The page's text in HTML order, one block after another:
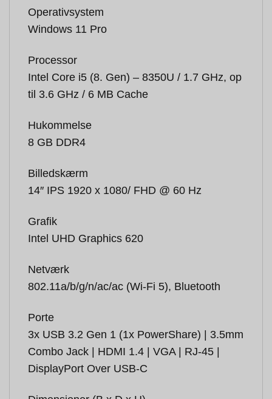
Operativsystem
Windows 11 Pro
Processor
Intel Core i5 (8. Gen) – 8350U / 1.7 GHz, op
til 3.6 GHz / 6 MB Cache
Hukommelse
8 GB DDR4
Billedskærm
14″ IPS 1920 x 1080/ FHD @ 60 Hz
Grafik
Intel UHD Graphics 620
Netværk
802.11a/b/g/n/ac/ac (Wi-Fi 5), Bluetooth
Porte
3x USB 3.2 Gen 1 (1x PowerShare) | 3.5mm
Combo Jack | HDMI 1.4 | VGA | RJ-45 |
DisplayPort Over USB-C